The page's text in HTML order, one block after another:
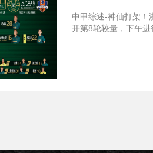
中甲综述-神仙打架！
开第8轮较量，下午